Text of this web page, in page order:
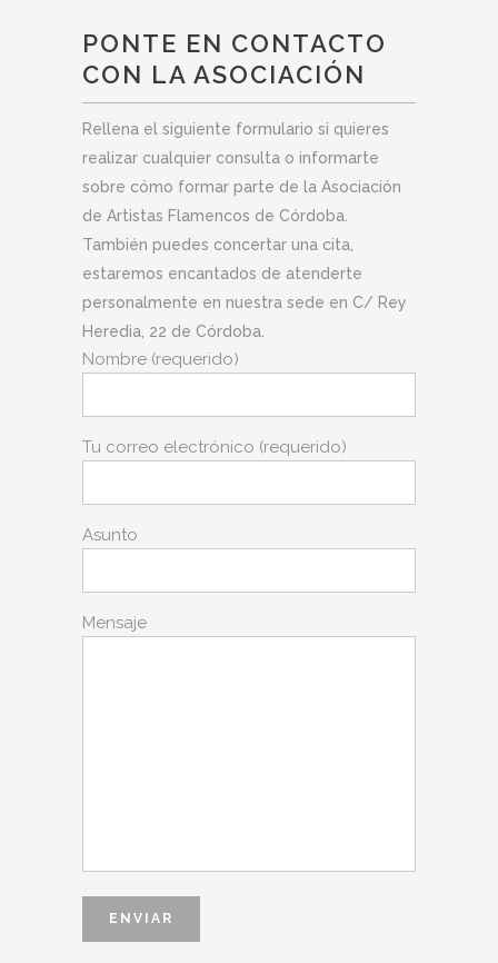
PONTE EN CONTACTO
CON LA ASOCIACIÓN
Rellena el siguiente formulario si quieres
realizar cualquier consulta o informarte
sobre cómo formar parte de la Asociación
de Artistas Flamencos de Córdoba.
También puedes concertar una cita,
estaremos encantados de atenderte
personalmente en nuestra sede en C/ Rey
Heredia, 22 de Córdoba.
Nombre (requerido)
Tu correo electrónico (requerido)
Asunto
Mensaje